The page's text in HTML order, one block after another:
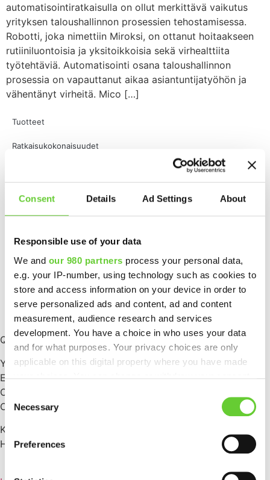
Consent Details Ad Settings About
Responsible use of your data
We and our 980 partners process your personal data,
e.g. your IP-number, using technology such as cookies to
store and access information on your device in order to
serve personalized ads and content, ad and content
measurement, audience research and services
development. You have a choice in who uses your data
and for what purposes. Your privacy choices are only
applicable on this digital property where you have made
the Privacy trigger icon.
Find out more about how your personal data is processed
and set your preferences in the
We use cookies to personalise content and ads, to
Consent
Selection
Necessary
Preferences
automatisointiratkaisulla on ollut merkittävä vaikutus
yrityksen taloushallinnon prosessien tehostamisessa.
Robotti, joka nimettiin Miroksi, on ottanut hoitaakseen
rutiiniluontoisia ja yksitoikkoisia sekä virhealttiita
työtehtäviä. Automatisointi osana taloushallinnon
prosessia on vapauttanut aikaa asiantuntijatyöhön ja
vähentänyt virheitä. Mico […]
Tuotteet
Ratkaisukokonaisuudet
Kannattavuuslaskuri
Ajankohtaista
Yritys
Capture
QAutoEQUAL
QAutomate Oy
Y-tunnus: 2672609-6
E-laskuosoite: 003726726096
Operaattori: Maventa
Operaattoritunnus: 003721291126
Kauppaneuvoksentie 8, 00200 Helsinki
Hatanpään valtatie 34 A, 33100 Tampere